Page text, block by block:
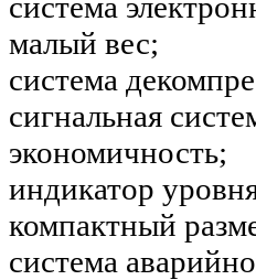
малый вес;
система
сигнальная
экономичность;
индикатор
компактный
система